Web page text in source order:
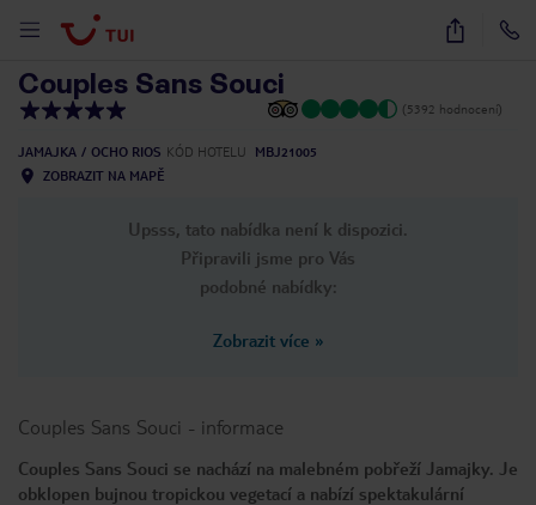
18
Couples Sans Souci
(5392 hodnocení)
JAMAJKA OCHO RIOS KÓD HOTELU
MBJ21005
ZOBRAZIT NA MAPĚ
Upsss, tato nabídka není k dispozici.
Připravili jsme pro Vás
podobné nabídky:
Zobrazit více »
Couples Sans Souci - informace
Couples Sans Souci se nachází na malebném pobřeží Jamajky. Je
obklopen bujnou tropickou vegetací a nabízí spektakulární